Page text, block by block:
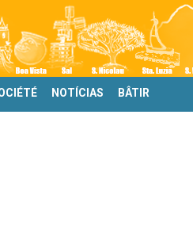
NOTÍCIAS BÂTIR